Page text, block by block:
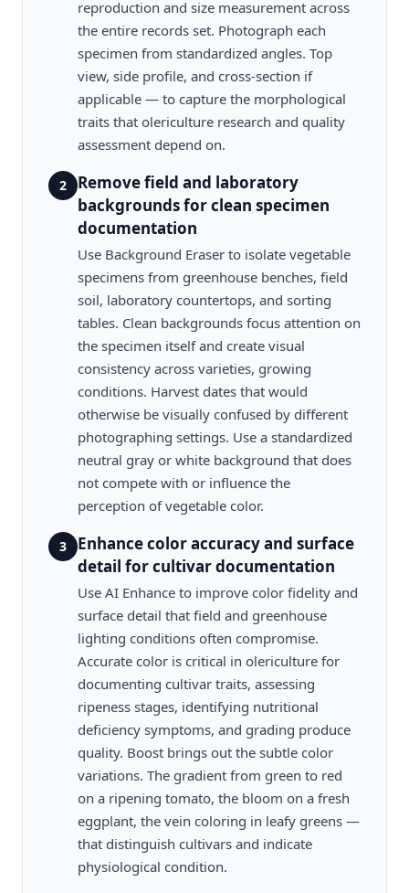
reproduction and size measurement across
the entire records set. Photograph each
specimen from standardized angles. Top
view, side profile, and cross-section if
applicable — to capture the morphological
traits that olericulture research and quality
assessment depend on.
2
Remove field and laboratory
backgrounds for clean specimen
documentation
Use Background Eraser to isolate vegetable
specimens from greenhouse benches, field
soil, laboratory countertops, and sorting
tables. Clean backgrounds focus attention on
the specimen itself and create visual
consistency across varieties, growing
conditions. Harvest dates that would
otherwise be visually confused by different
photographing settings. Use a standardized
neutral gray or white background that does
not compete with or influence the
perception of vegetable color.
3
Enhance color accuracy and surface
detail for cultivar documentation
Use AI Enhance to improve color fidelity and
surface detail that field and greenhouse
lighting conditions often compromise.
Accurate color is critical in olericulture for
documenting cultivar traits, assessing
ripeness stages, identifying nutritional
deficiency symptoms, and grading produce
quality. Boost brings out the subtle color
variations. The gradient from green to red
on a ripening tomato, the bloom on a fresh
eggplant, the vein coloring in leafy greens —
that distinguish cultivars and indicate
physiological condition.